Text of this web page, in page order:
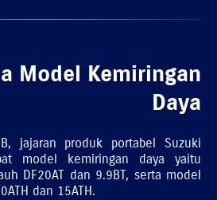
Model Kemiringan
Daya
jajaran produk portabel Suzuki
model kemiringan daya yaitu
DF20AT dan 9.9BT, serta model
dan 15ATH.